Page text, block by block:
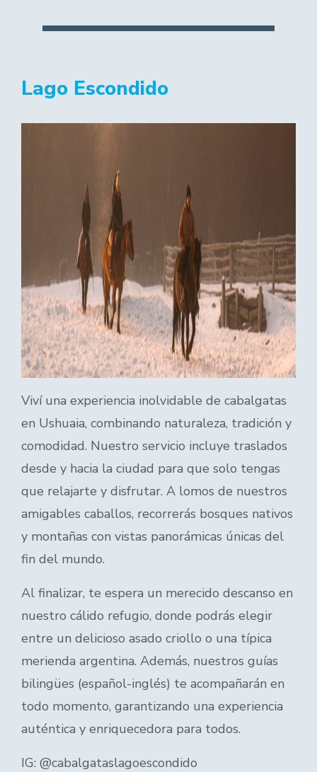
Lago Escondido
Viví una experiencia inolvidable de cabalgatas
en Ushuaia, combinando naturaleza, tradición y
comodidad. Nuestro servicio incluye traslados
desde y hacia la ciudad para que solo tengas
que relajarte y disfrutar. A lomos de nuestros
amigables caballos, recorrerás bosques nativos
y montañas con vistas panorámicas únicas del
fin del mundo.
Al finalizar, te espera un merecido descanso en
nuestro cálido refugio, donde podrás elegir
entre un delicioso asado criollo o una típica
merienda argentina. Además, nuestros guías
bilingües (español-inglés) te acompañarán en
todo momento, garantizando una experiencia
auténtica y enriquecedora para todos.
IG: @cabalgataslagoescondido